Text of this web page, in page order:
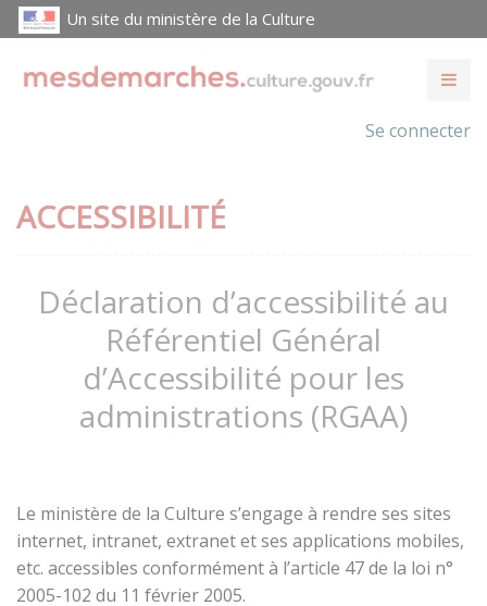
Un site du ministère de la Culture
Se connecter
ACCESSIBILITÉ
Déclaration d’accessibilité au
Référentiel Général
d’Accessibilité pour les
administrations (RGAA)
Le ministère de la Culture s’engage à rendre ses sites
internet, intranet, extranet et ses applications mobiles,
etc. accessibles conformément à l’article 47 de la loi n°
2005-102 du 11 février 2005.